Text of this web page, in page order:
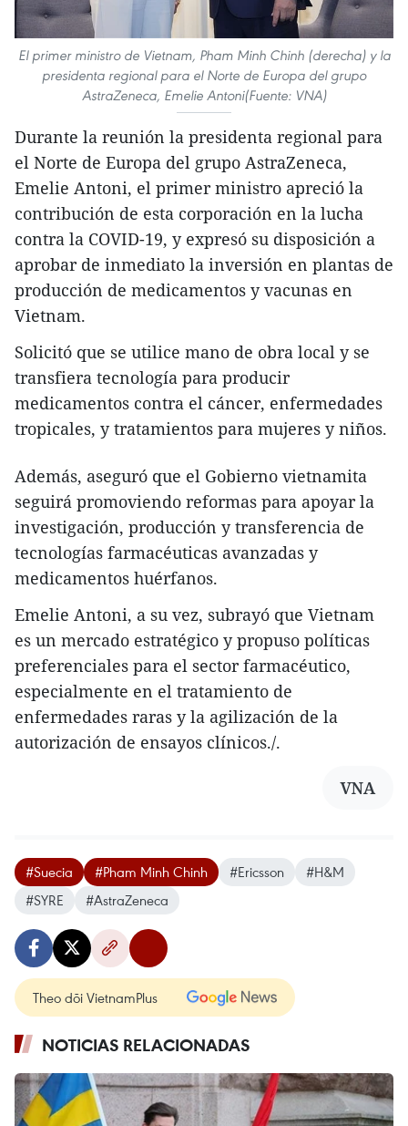
El primer ministro de Vietnam, Pham Minh Chinh (derecha) y la
presidenta regional para el Norte de Europa del grupo
AstraZeneca, Emelie Antoni(Fuente: VNA)
Durante la reunión la presidenta regional para
el Norte de Europa del grupo AstraZeneca,
Emelie Antoni, el primer ministro apreció la
contribución de esta corporación en la lucha
contra la COVID-19, y expresó su disposición a
aprobar de inmediato la inversión en plantas de
producción de medicamentos y vacunas en
Vietnam.
Solicitó que se utilice mano de obra local y se
transfiera tecnología para producir
medicamentos contra el cáncer, enfermedades
tropicales, y tratamientos para mujeres y niños.
Además, aseguró que el Gobierno vietnamita
seguirá promoviendo reformas para apoyar la
investigación, producción y transferencia de
tecnologías farmacéuticas avanzadas y
medicamentos huérfanos.
Emelie Antoni, a su vez, subrayó que Vietnam
es un mercado estratégico y propuso políticas
preferenciales para el sector farmacéutico,
especialmente en el tratamiento de
enfermedades raras y la agilización de la
autorización de ensayos clínicos./.
VNA
#Suecia #Pham Minh Chinh #Ericsson
#H&M
#SYRE
#AstraZeneca
Theo dõi VietnamPlus
NOTICIAS RELACIONADAS